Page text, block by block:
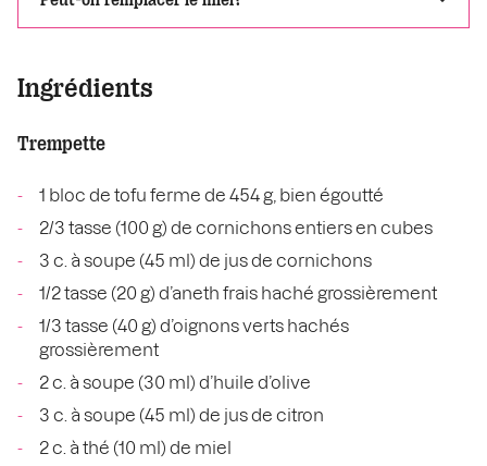
Ingrédients
Trempette
1 bloc de tofu ferme de 454 g, bien égoutté
2/3 tasse (100 g) de cornichons entiers en cubes
3 c. à soupe (45 ml) de jus de cornichons
1/2 tasse (20 g) d’aneth frais haché grossièrement
1/3 tasse (40 g) d’oignons verts hachés
grossièrement
2 c. à soupe (30 ml) d’huile d’olive
3 c. à soupe (45 ml) de jus de citron
2 c. à thé (10 ml) de miel